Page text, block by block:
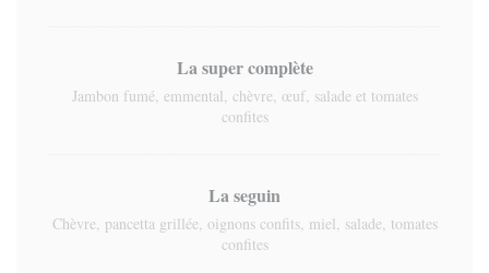
La super complète
Jambon fumé, emmental, chèvre, œuf, salade et tomates
confites
La seguin
Chèvre, pancetta grillée, oignons confits, miel, salade, tomates
confites